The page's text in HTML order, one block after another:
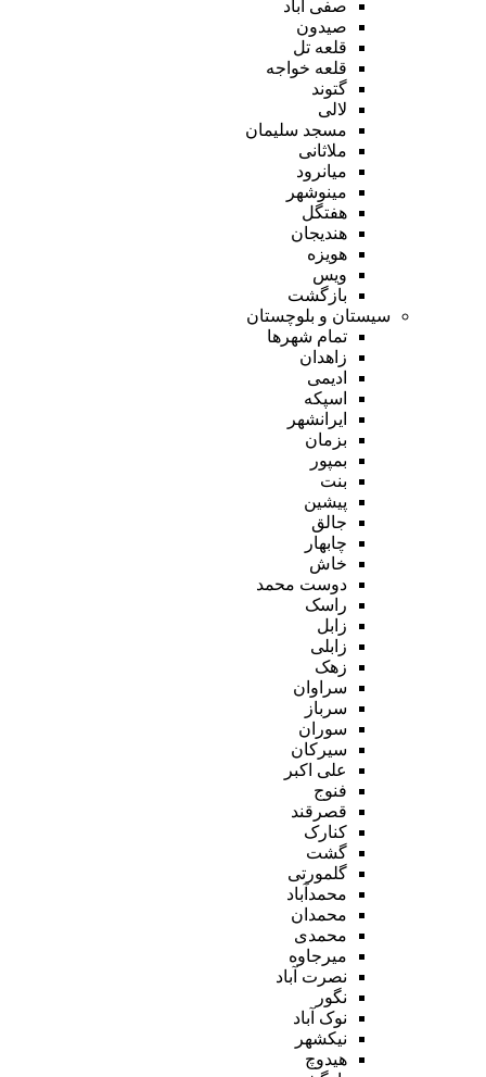
صفی آباد
صیدون
قلعه تل
قلعه خواجه
گتوند
لالی
مسجد سلیمان
ملاثانی
میانرود
مینوشهر
هفتگل
هندیجان
هویزه
ویس
بازگشت
سیستان و بلوچستان
تمام شهر‌ها
زاهدان
ادیمی
اسپکه
ایرانشهر
بزمان
بمپور
بنت
پیشین
جالق
چابهار
خاش
دوست محمد
راسک
زابل
زابلی
زهک
سراوان
سرباز
سوران
سیرکان
علی اکبر
فنوج
قصرقند
کنارک
گشت
گلمورتی
محمدآباد
محمدان
محمدی
میرجاوه
نصرت آباد
نگور
نوک آباد
نیکشهر
هیدوچ